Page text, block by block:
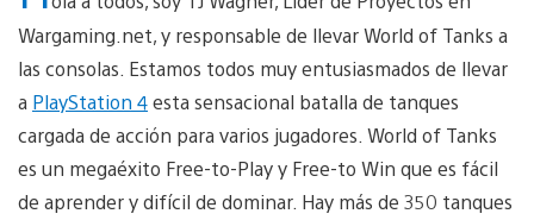
Wargaming.net, y responsable de llevar World of Tanks a
las consolas. Estamos todos muy entusiasmados de llevar
a PlayStation 4esta sensacional batalla de tanques
cargada de acción para varios jugadores. World of Tanks
es un megaéxito Free-to-Play y Free-to Win que es fácil
de aprender y difícil de dominar. Hay más de 350 tanques